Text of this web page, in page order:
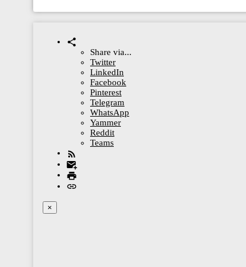
Share via...
Twitter
LinkedIn
Facebook
Pinterest
Telegram
WhatsApp
Yammer
Reddit
Teams
×